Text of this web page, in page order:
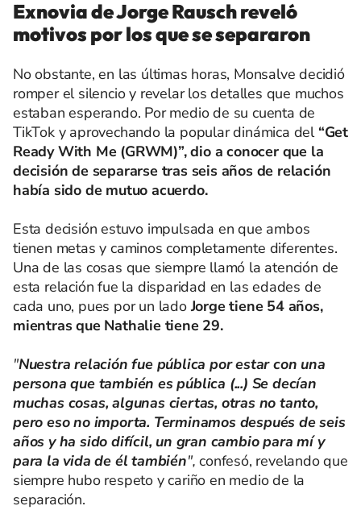
Exnovia de Jorge Rausch reveló
motivos por los que se separaron
No obstante, en las últimas horas, Monsalve decidió
romper el silencio y revelar los detalles que muchos
estaban esperando. Por medio de su cuenta de
TikTok y aprovechando la popular dinámica del“Get
Ready With Me (GRWM)”, dio a conocer que la
decisión de separarse tras seis años de relación
había sido de mutuo acuerdo.
Esta decisión estuvo impulsada en que ambos
tienen metas y caminos completamente diferentes.
Una de las cosas que siempre llamó la atención de
esta relación fue la disparidad en las edades de
cada uno, pues por un ladoJorge tiene 54 años,
mientras que Nathalie tiene 29.
"Nuestra relación fue pública por estar con una
persona que también es pública (...) Se decían
muchas cosas, algunas ciertas, otras no tanto,
pero eso no importa. Terminamos después de seis
años y ha sido difícil, un gran cambio para mí y
para la vida de él también", confesó, revelando que
siempre hubo respeto y cariño en medio de la
separación.